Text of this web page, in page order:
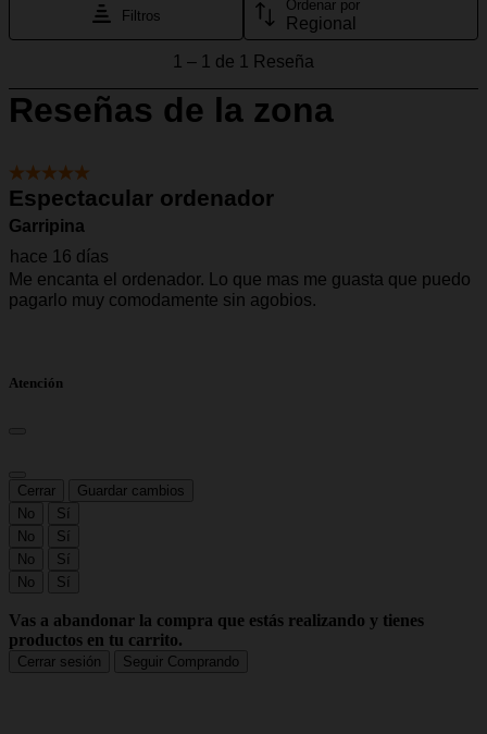
Atención
Cerrar
Guardar cambios
No
Sí
No
Sí
No
Sí
No
Sí
Vas a abandonar la compra que estás realizando y tienes
productos en tu carrito.
Cerrar sesión Seguir Comprando